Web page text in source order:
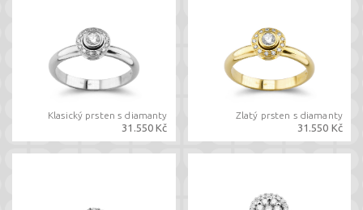
Klasický prsten s diamanty
31.550 Kč
Zlatý prsten s diamanty
31.550 Kč